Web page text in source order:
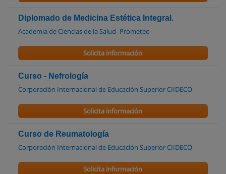
Diplomado de Medicina Estética Integral.
Academia de Ciencias de la Salud- Prometeo
Solicita información
Curso - Nefrología
Corporación Internacional de Educación Superior CIIDECO
Solicita información
Curso de Reumatología
Corporación Internacional de Educación Superior CIIDECO
Solicita información